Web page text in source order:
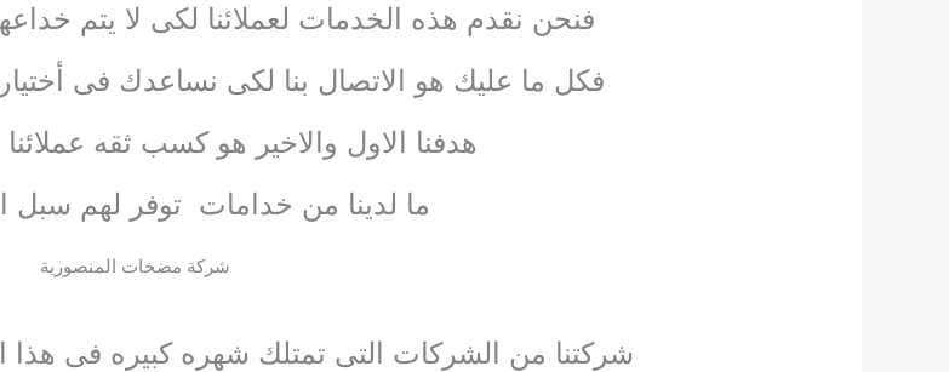
فنحن نقدم هذه الخدمات لعملائنا لكى لا يتم
فكل ما عليك هو الاتصال بنا لكى نساعدك فى
هدفنا الاول والاخير هو كسب ثقه
ما لدينا من خدامات توفر لهم سبل
شركة مضخات المنصورية
شركتنا من الشركات التى تمتلك شهره كبيره فى هذا